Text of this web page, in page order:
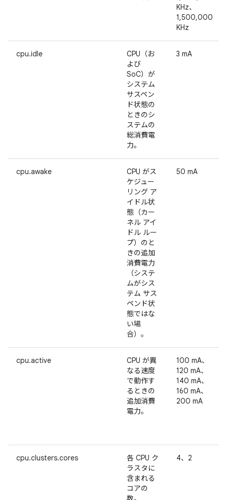
KHz、
1,500,000
KHz
cpu.idle
CPU（お
よび
SoC）が
システム
サスペン
ド状態の
ときのシ
ステムの
総消費電
力。
3 mA
cpu.awake
CPU がス
ケジュー
リング ア
イドル状
態（カー
ネル アイ
ドル ルー
プ）のと
きの追加
消費電力
（システ
ムがシス
テム サス
ペンド状
態ではな
い場
合）。
50 mA
cpu.active
CPU が異
なる速度
で動作す
るときの
追加消費
電力。
100 mA、
120 mA、
140 mA、
160 mA、
200 mA
cpu.clusters.cores
各 CPU ク
ラスタに
含まれる
コアの
4、2